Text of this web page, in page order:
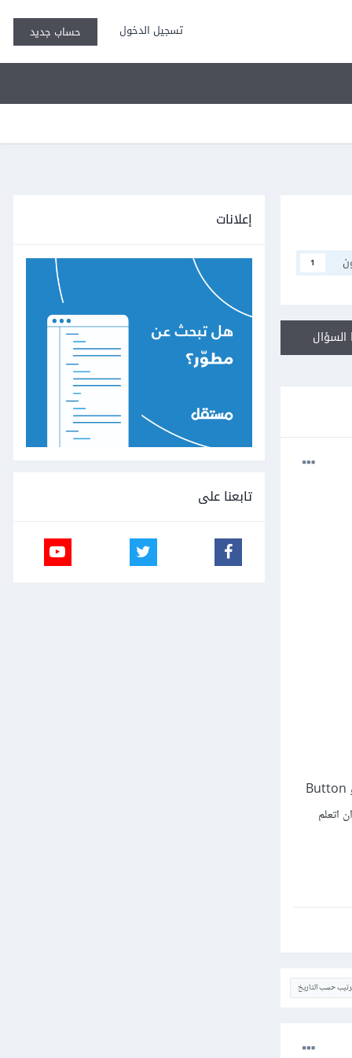
تسجيل الدخول حساب جديد
1
سؤال اخر . هل يجب تعلم اكواد المكتبة جافا swing و JavaFX , يعنى فى برنامج نت بينز يمكننى اضافة مثلا Label او Button
اتعلم
حسب التاريخ
إعلانات
تابعنا على